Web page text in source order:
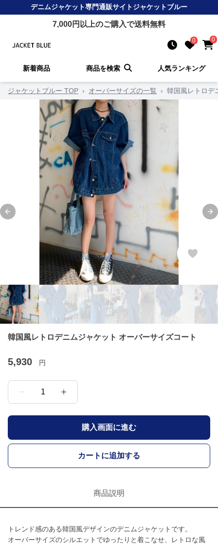
デニムジャケット専門通販サイトジャケットブルー
7,000円以上のご購入で送料無料
0 0
新着商品 商品を検索 人気ランキング
ジャケットブルー TOP › オーバーサイズの一覧 › 韓国風レトロデ
Previous slide
韓国風レトロデニムジャケット オーバーサイズコート
5,930 円
1
購入画面に進む
カートに追加する
商品説明
トレンド感のある韓国風デザインのデニムジャケットです。
オーバーサイズのシルエットでゆったりと着こなせ、レトロな風